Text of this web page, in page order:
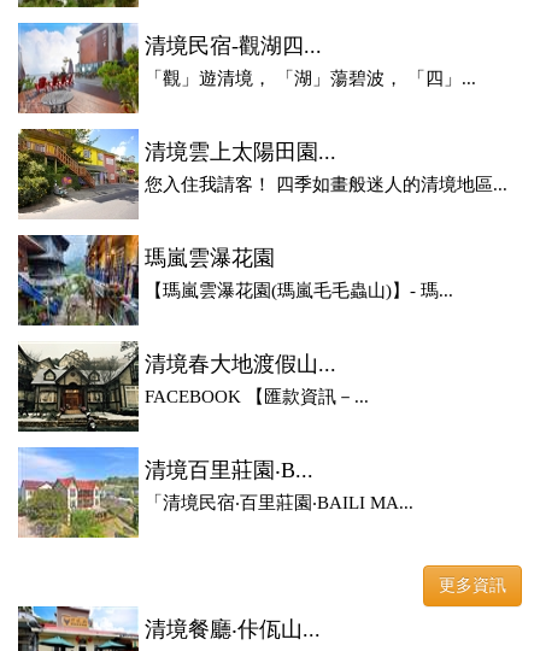
清境民宿-觀湖四...
「觀」遊清境， 「湖」蕩碧波， 「四」...
清境雲上太陽田園...
您入住我請客！ 四季如畫般迷人的清境地區...
瑪嵐雲瀑花園
【瑪嵐雲瀑花園(瑪嵐毛毛蟲山)】- 瑪...
清境春大地渡假山...
FACEBOOK 【匯款資訊－...
清境百里莊園‧B...
「清境民宿‧百里莊園‧BAILI MA...
更多資訊
清境餐廳‧佧佤山...